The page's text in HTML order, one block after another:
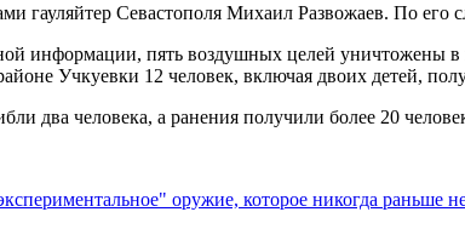
гауляйтер Севастополя Михаил Развожаев. По
информации, пять воздушных целей уничтожены
Учкуевки 12 человек, включая двоих детей,
два человека, а ранения получили более 20
оружие, которое никогда раньше